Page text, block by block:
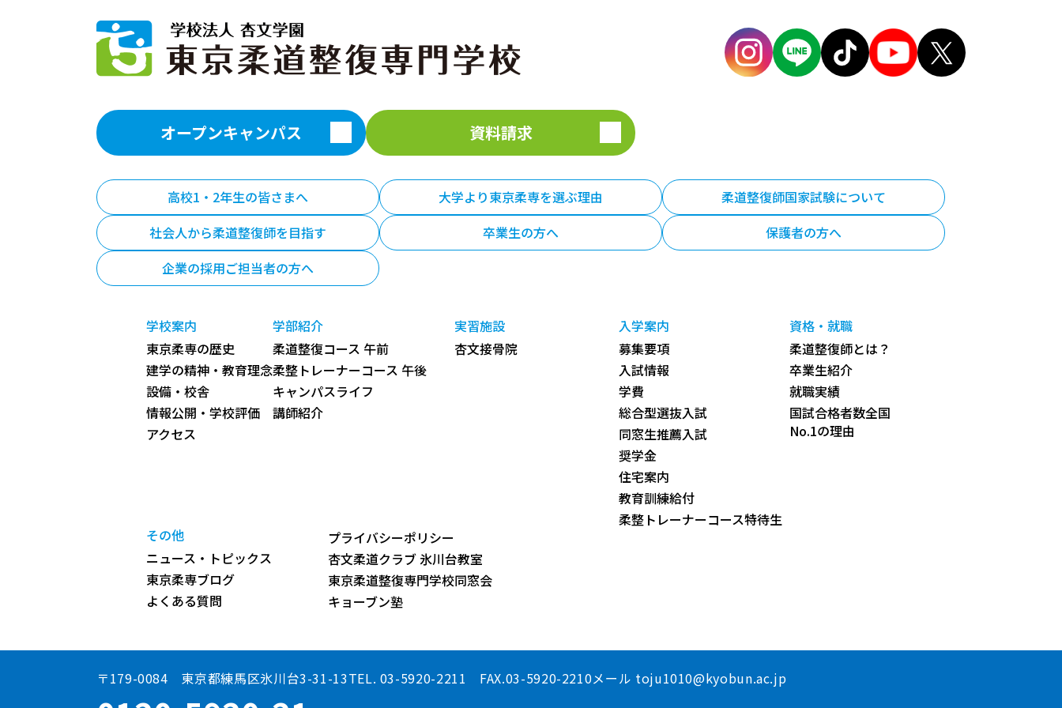
オープンキャンパス 資料請求
高校1・2年生の皆さまへ 大学より東京柔専を選ぶ理由
柔道整復師国家試験について
社会人から柔道整復師を目指す
卒業生の方へ
保護者の方へ
企業の採用ご担当者の方へ
学校案内
東京柔専の歴史
建学の精神・教育理念
設備・校舎
情報公開・学校評価
アクセス
学部紹介
柔道整復コース 午前
柔整トレーナーコース 午後
キャンパスライフ
講師紹介
実習施設
杏文接骨院
入学案内
募集要項
入試情報
学費
総合型選抜入試
同窓生推薦入試
奨学金
住宅案内
教育訓練給付
柔整トレーナーコース特待生
資格・就職
柔道整復師とは？
卒業生紹介
就職実績
国試合格者数全国
No.1の理由
その他
ニュース・トピックス
東京柔専ブログ
よくある質問
プライバシーポリシー
杏文柔道クラブ 氷川台教室
東京柔道整復専門学校同窓会
キョーブン塾
〒179-0084 東京都練馬区氷川台3-31-13TEL. 03-5920-2211 FAX.03-5920-2210メール toju1010@kyobun.ac.jp